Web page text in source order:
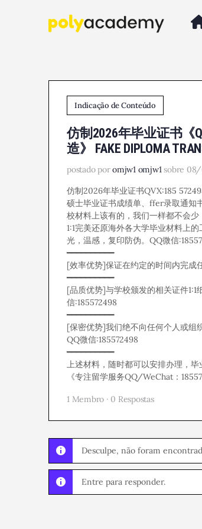
Indicação de Conteúdo
仿制2026年毕业证书《
造》 FAKE DIPLOMA
postado poromjw1 omjw1 sobre
仿制2026年毕业证书QVX:185
硕士毕业证书成绩单、ffer录取通知
校材料上该有的，我们一样都不会
1:1完美还原海外各大学毕业材料上
光，温感，复印防伪。QQ微信
━━━━━━━━━━
[效率优势]保证在约定的时间内完成
━━━━━━━━━━
[品质优势]与学校颁发的相关证件
信:185572498
━━━━━━━━━━
[保密优势]我们绝不向任何个人或组
QQ微信:185572498
━━━━━━━━━━
上述材料，随时都可以安排办理，
《专注留学服务QQ/WeChat：
1 Membro · 0 Respostas
Desculpe, não foram
Entre para responder.